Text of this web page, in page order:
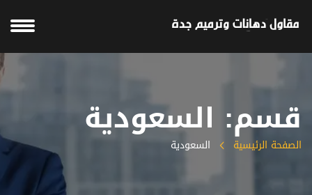
قسم: السعودية
الصفحة الرئيسية السعودية